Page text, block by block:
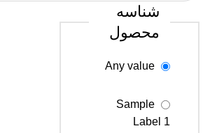
شناسه
محصول
Sample
Label 1